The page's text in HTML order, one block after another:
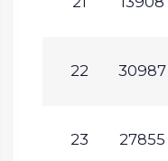
22 30987
23 27855